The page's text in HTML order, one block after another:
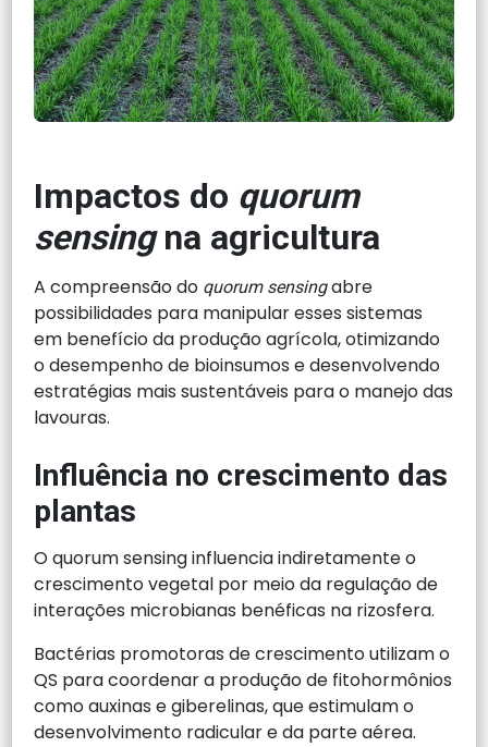
Impactos do quorum
sensingna agricultura
A compreensão do quorum sensingabre
possibilidades para manipular esses sistemas
em benefício da produção agrícola, otimizando
o desempenho de bioinsumos e desenvolvendo
estratégias mais sustentáveis para o manejo das
lavouras.
Influência no crescimento das
plantas
O quorum sensing influencia indiretamente o
crescimento vegetal por meio da regulação de
interações microbianas benéficas na rizosfera.
Bactérias promotoras de crescimento utilizam o
QS para coordenar a produção de fitohormônios
como auxinas e giberelinas, que estimulam o
desenvolvimento radicular e da parte aérea.